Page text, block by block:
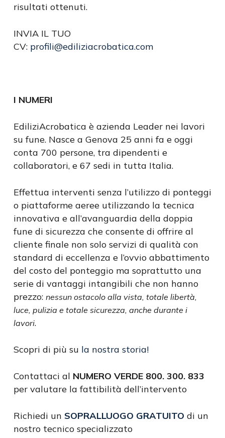
risultati ottenuti.
INVIA IL TUO
CV: profili@ediliziacrobatica.com
I NUMERI
EdiliziAcrobatica è azienda Leader nei lavori
su fune. Nasce a Genova 25 anni fa e oggi
conta 700 persone, tra dipendenti e
collaboratori, e 67 sedi in tutta Italia.
Effettua interventi senza l’utilizzo di ponteggi
o piattaforme aeree utilizzando la tecnica
innovativa e all’avanguardia della doppia
fune di sicurezza che consente di offrire al
cliente finale non solo servizi di qualità con
standard di eccellenza e l’ovvio abbattimento
del costo del ponteggio ma soprattutto una
serie di vantaggi intangibili che non hanno
prezzo: nessun ostacolo alla vista, totale libertà,
luce, pulizia e totale sicurezza, anche durante i
lavori.
Scopri di più su la nostra storia!
Contattaci al NUMERO VERDE 800. 300. 833
per valutare la fattibilità dell’intervento
Richiedi un SOPRALLUOGO GRATUITO di un
nostro tecnico specializzato